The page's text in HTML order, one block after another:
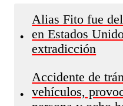
•
Alias Fito fue
en Estados
extradicción
•
Accidente de
vehículos,